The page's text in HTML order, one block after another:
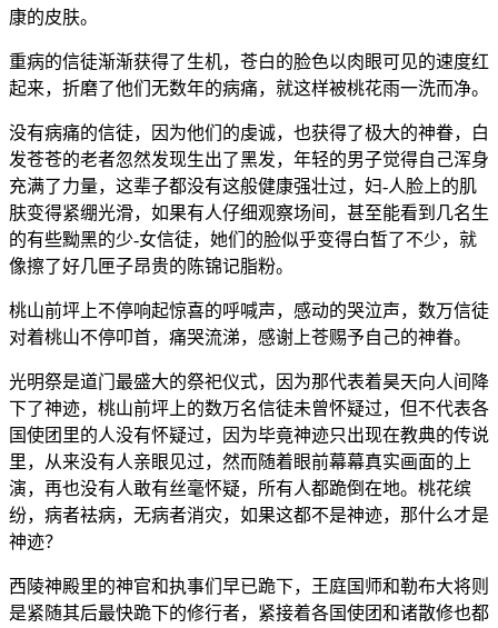
康的皮肤。
重病的信徒渐渐获得了生机，苍白的脸色以肉眼可见的速度红
起来，折磨了他们无数年的病痛，就这样被桃花雨一洗而净。
没有病痛的信徒，因为他们的虔诚，也获得了极大的神眷，白
发苍苍的老者忽然发现生出了黑发，年轻的男子觉得自己浑身
充满了力量，这辈子都没有这般健康强壮过，妇-人脸上的肌
肤变得紧绷光滑，如果有人仔细观察场间，甚至能看到几名生
的有些黝黑的少-女信徒，她们的脸似乎变得白皙了不少，就
像擦了好几匣子昂贵的陈锦记脂粉。
桃山前坪上不停响起惊喜的呼喊声，感动的哭泣声，数万信徒
对着桃山不停叩首，痛哭流涕，感谢上苍赐予自己的神眷。
光明祭是道门最盛大的祭祀仪式，因为那代表着昊天向人间降
下了神迹，桃山前坪上的数万名信徒未曾怀疑过，但不代表各
国使团里的人没有怀疑过，因为毕竟神迹只出现在教典的传说
里，从来没有人亲眼见过，然而随着眼前幕幕真实画面的上
演，再也没有人敢有丝毫怀疑，所有人都跪倒在地。桃花缤
纷，病者袪病，无病者消灾，如果这都不是神迹，那什么才是
神迹？
西陵神殿里的神官和执事们早已跪下，王庭国师和勒布大将则
是紧随其后最快跪下的修行者，紧接着各国使团和诸散修也都